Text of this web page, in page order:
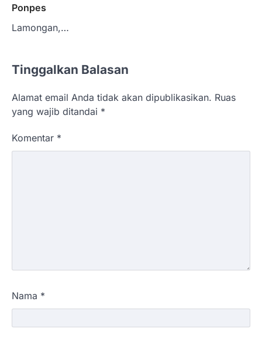
Ponpes
Lamongan,…
Tinggalkan Balasan
Alamat email Anda tidak akan dipublikasikan. Ruas
yang wajib ditandai *
Komentar *
Nama *